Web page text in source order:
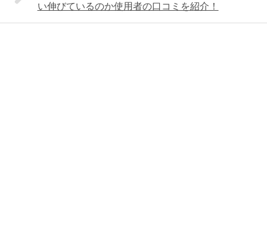
い伸びているのか使用者の口コミを紹介！